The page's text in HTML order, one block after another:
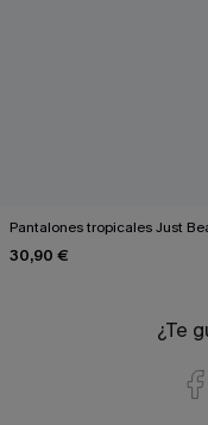
Pantalones tropicales Just
30,90 €
¿Te